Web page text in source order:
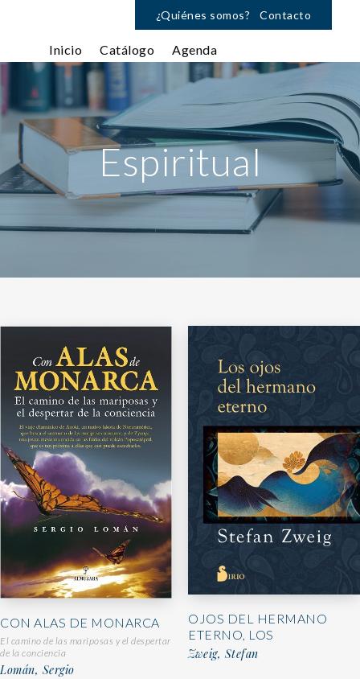
¿Quiénes somos? Contacto
Inicio Catálogo Agenda
Espiritual
CON ALAS DE MONARCA
El camino de las mariposas y el despertar
de la conciencia
Lomán, Sergio
OJOS DEL HERMANO
ETERNO, LOS
Zweig, Stefan